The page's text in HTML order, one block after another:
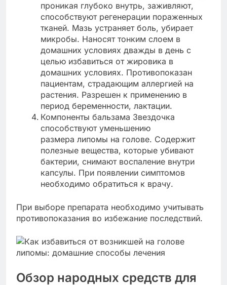
проникая глубоко внутрь, заживляют,
способствуют регенерации пораженных
тканей. Мазь устраняет боль, убирает
микробы. Наносят тонким слоем в
домашних условиях дважды в день с
целью избавиться от жировика в
домашних условиях. Противопоказан
пациентам, страдающим аллергией на
растения. Разрешен к применению в
период беременности, лактации.
Компоненты бальзама Звездочка
способствуют уменьшению
размера липомы на голове. Содержит
полезные вещества, которые убивают
бактерии, снимают воспаление внутри
капсулы. При появлении симптомов
необходимо обратиться к врачу.
При выборе препарата необходимо учитывать
противопоказания во избежание последствий.
Обзор народных средств для